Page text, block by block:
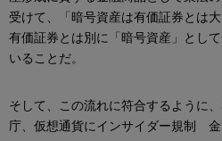
受けて、「暗号資産は有価証券とは
有価証券とは別に「暗号資産」とし
いることだ。
そして、この流れに符合するように
庁、仮想通貨にインサイダー規制 金